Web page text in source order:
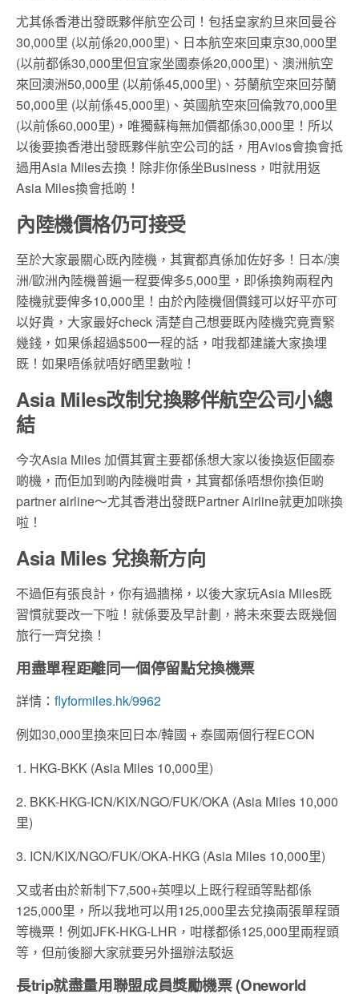
尤其係香港出發既夥伴航空公司！包括皇家約旦來回曼谷
30,000里 (以前係20,000里)、日本航空來回東京30,000里
(以前都係30,000里但宜家坐國泰係20,000里)、澳洲航空
來回澳洲50,000里 (以前係45,000里)、芬蘭航空來回芬蘭
50,000里 (以前係45,000里)、英國航空來回倫敦70,000里
(以前係60,000里)，唯獨蘇梅無加價都係30,000里！所以
以後要換香港出發既夥伴航空公司的話，用Avios會換會抵
過用Asia Miles去換！除非你係坐Business，咁就用返
Asia Miles換會抵啲！
內陸機價格仍可接受
至於大家最關心既內陸機，其實都真係加佐好多！日本/澳
洲/歐洲內陸機普遍一程要俾多5,000里，即係換夠兩程內
陸機就要俾多10,000里！由於內陸機個價錢可以好平亦可
以好貴，大家最好check 清楚自己想要既內陸機究竟賣緊
幾錢，如果係超過$500一程的話，咁我都建議大家換埋
既！如果唔係就唔好晒里數啦！
Asia Miles改制兌換夥伴航空公司小總
結
今次Asia Miles 加價其實主要都係想大家以後換返佢國泰
啲機，而佢加到啲內陸機咁貴，其實都係唔想你換佢啲
partner airline～尤其香港出發既Partner Airline就更加咪換
啦！
Asia Miles 兌換新方向
不過佢有張良計，你有過牆梯，以後大家玩Asia Miles既
習慣就要改一下啦！就係要及早計劃，將未來要去既幾個
旅行一齊兌換！
用盡單程距離同一個停留點兌換機票
詳情： flyformiles.hk/9962
例如30,000里換來回日本/韓國 + 泰國兩個行程ECON
1. HKG-BKK (Asia Miles 10,000里)
2. BKK-HKG-ICN/KIX/NGO/FUK/OKA (Asia Miles 10,000
里)
3. ICN/KIX/NGO/FUK/OKA-HKG (Asia Miles 10,000里)
又或者由於新制下7,500+英哩以上既行程頭等點都係
125,000里，所以我地可以用125,000里去兌換兩張單程頭
等機票！例如JFK-HKG-LHR，咁樣都係125,000里兩程頭
等，但前後腳大家就要另外搵辦法駁返
長trip就盡量用聯盟成員獎勵機票 (Oneworld